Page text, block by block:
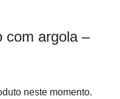
com argola –
neste momento.